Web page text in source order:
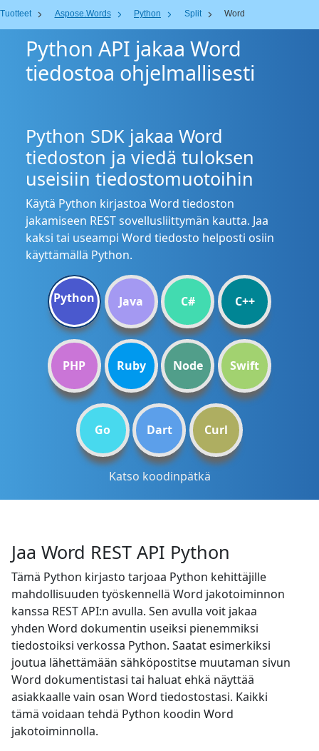
Tuotteet Aspose.Words Python Split Word
Python API jakaa Word
tiedostoa ohjelmallisesti
Python SDK jakaa Word
tiedoston ja viedä tuloksen
useisiin tiedostomuotoihin
Käytä Python kirjastoa Word tiedoston
jakamiseen REST sovellusliittymän kautta. Jaa
kaksi tai useampi Word tiedosto helposti osiin
käyttämällä Python.
Python Java C# C++
PHP Ruby Node Swift
Go Dart Curl
Katso koodinpätkä
Jaa Word REST API Python
Tämä Python kirjasto tarjoaa Python kehittäjille
mahdollisuuden työskennellä Word jakotoiminnon
kanssa REST API:n avulla. Sen avulla voit jakaa
yhden Word dokumentin useiksi pienemmiksi
tiedostoiksi verkossa Python. Saatat esimerkiksi
joutua lähettämään sähköpostitse muutaman sivun
Word dokumentistasi tai haluat ehkä näyttää
asiakkaalle vain osan Word tiedostostasi. Kaikki
tämä voidaan tehdä Python koodin Word
jakotoiminnolla.